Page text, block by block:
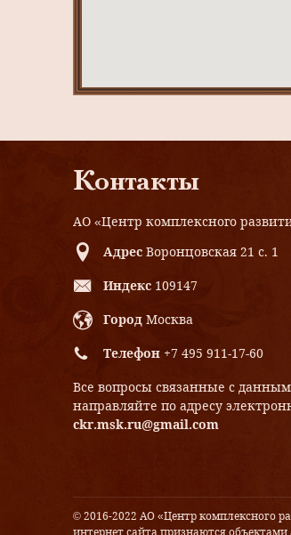
Контакты
АО «Центр комплексного
Адрес Воронцовская 21 с. 1
Индекс 109147
Город Москва
Телефон +7 495 911-17-60
Все вопросы связанные с
направляйте по адресу
ckr.msk.ru@gmail.com
© 2016-2022 АО «Центр комплексного